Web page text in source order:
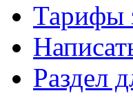
Тарифы
Раздел